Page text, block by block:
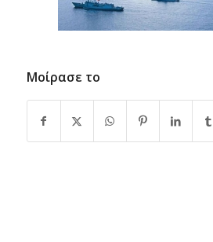
Μοίρασε το